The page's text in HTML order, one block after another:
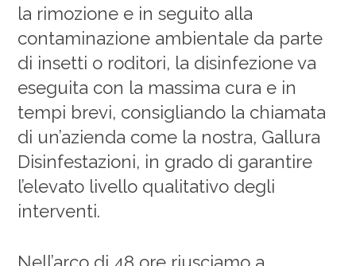
la rimozione e in seguito alla
contaminazione ambientale da parte
di insetti o roditori, la disinfezione va
eseguita con la massima cura e in
tempi brevi, consigliando la chiamata
di un’azienda come la nostra, Gallura
Disinfestazioni, in grado di garantire
l’elevato livello qualitativo degli
interventi.